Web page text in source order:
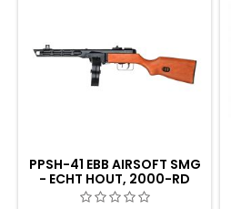
PPSH-41 EBB AIRSOFT SMG
- ECHT HOUT, 2000-RD
TROMMEL, TERUGSLAG